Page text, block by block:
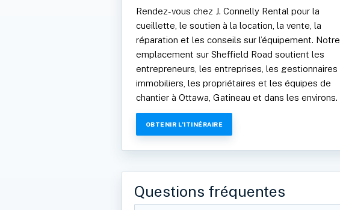
Rendez-vous chez J. Connelly Rental pour la
cueillette, le soutien à la location, la vente, la
réparation et les conseils sur l’équipement. Notre
emplacement sur Sheffield Road soutient les
entrepreneurs, les entreprises, les gestionnaires
immobiliers, les propriétaires et les équipes de
chantier à Ottawa, Gatineau et dans les environs.
OBTENIR L’ITINÉRAIRE
Questions fréquentes